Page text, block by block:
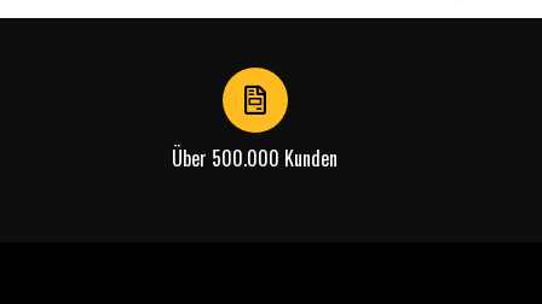
Über 500.000 Kunden